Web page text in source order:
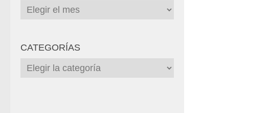
Archivos
CATEGORÍAS
Categorías